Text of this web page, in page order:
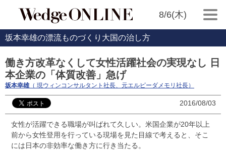
8/6(木)
坂本幸雄の漂流ものづくり大国の治し方
働き方改革なくして女性活躍社会の実現なし 日
本企業の「体質改善」急げ
坂本幸雄（ 現ウィンコンサルタント社長、元エルピーダメモリ社長）
2016/08/03
女性が活躍できる職場が叫ばれて久しい。米国企業が20年以上
前から女性登用を行っている現場を見た目線で考えると、そこ
には日本の非効率な働き方に行き当たる。